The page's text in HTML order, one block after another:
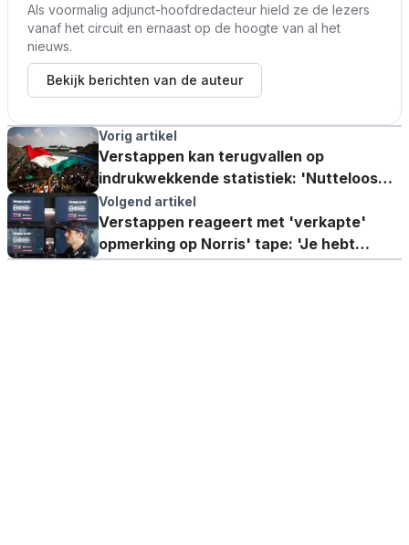
Als voormalig adjunct-hoofdredacteur hield ze de lezers
vanaf het circuit en ernaast op de hoogte van al het
nieuws.
Bekijk berichten van de auteur
Vorig artikel
Verstappen kan terugvallen op
indrukwekkende statistiek: 'Nutteloos
om mee bezig te zijn'
Volgend artikel
Verstappen reageert met 'verkapte'
opmerking op Norris' tape: 'Je hebt
gewoon een gele streep, toch?'